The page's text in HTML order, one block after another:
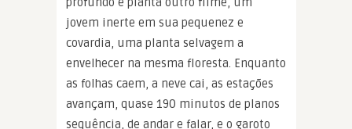
jovem inerte em sua pequenez e
covardia, uma planta selvagem a
envelhecer na mesma floresta. Enquanto
as folhas caem, a neve cai, as estações
avançam, quase 190 minutos de planos
sequência, de andar e falar, e o garoto